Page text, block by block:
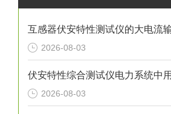
2026-08-03
2026-08-03